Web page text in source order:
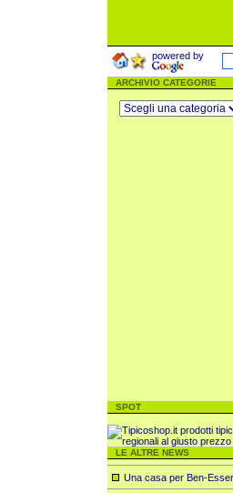
powered by
ARCHIVIO CATEGORIE
SPOT
LE ALTRE NEWS
Una casa per Ben-